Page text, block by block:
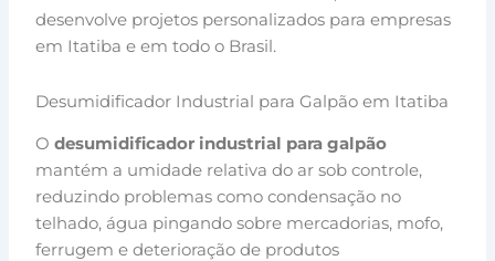
desenvolve projetos personalizados para empresas
em Itatiba e em todo o Brasil.
Desumidificador Industrial para Galpão em Itatiba
Odesumidificador industrial para galpão
mantém a umidade relativa do ar sob controle,
reduzindo problemas como condensação no
telhado, água pingando sobre mercadorias, mofo,
ferrugem e deterioração de produtos